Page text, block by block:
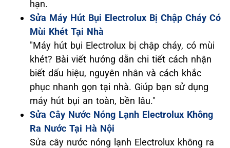
hạn.
Sửa Máy Hút Bụi Electrolux Bị Chập Cháy Có
Mùi Khét Tại Nhà
"Máy hút bụi Electrolux bị chập cháy, có mùi
khét? Bài viết hướng dẫn chi tiết cách nhận
biết dấu hiệu, nguyên nhân và cách khắc
phục nhanh gọn tại nhà. Giúp bạn sử dụng
máy hút bụi an toàn, bền lâu."
Sửa Cây Nước Nóng Lạnh Electrolux Không
Ra Nước Tại Hà Nội
Sửa cây nước nóng lạnh Electrolux không ra